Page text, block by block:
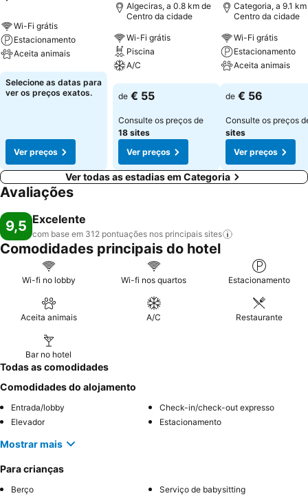
Wi-Fi grátis
Estacionamento
Aceita animais
Ver preços
Selecione as datas para
ver os preços exatos.
Ver preços
Algeciras, a 0.8 km de
Centro da cidade
Wi-Fi grátis
Piscina
A/C
Ver preços
de € 55
Consulte os preços de
18 sites
Ver preços
Categoria, a 9.1
Centro da cidade
Wi-Fi grátis
Estacionamento
Aceita animais
Ver preços
de € 56
Consulte os preços
sites
Ver preços
Ver todas as estadias em Categoria
Avaliações
9,5 Excelente
com base em 312 pontuações nos principais sites
Comodidades principais do hotel
Wi-fi no lobby Wi-fi nos quartos Estacionamento
Aceita animais A/C Restaurante
Bar no hotel
Todas as comodidades
Comodidades do alojamento
Entrada/lobby
Check-in/check-out expresso
Elevador
Estacionamento
Mostrar mais
Para crianças
Berço Serviço de babysitting